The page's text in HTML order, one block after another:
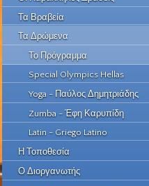
Τα Βραβεία
Τα Δρώμενα
Το Πρόγραμμα
Special Olympics Hellas
Yoga - Παύλος Δημητριάδης
Zumba - Έφη Καρυπίδη
Latin - Griego Latino
Η Τοποθεσία
Ο Διοργανωτής